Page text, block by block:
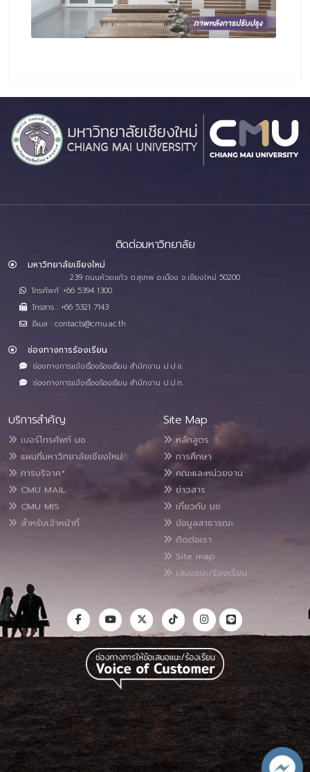
ติดต่อมหาวิทยาลัย
มหาวิทยาลัยเชียงใหม่
239 ถนนห้วยแก้ว ต.สุเทพ อ.เมือง จ.เชียงใหม่ 50200
โทรศัพท์ :+66 5394 1300
โทรสาร : +66 5321 7143
อีเมล : contacts@cmu.ac.th
ช่องทางการร้องเรียน
ช่องทางการแจ้งเรื่องร้องเรียน สำนักงาน ป.ป.ช.
ช่องทางการแจ้งเรื่องร้องเรียน สำนักงาน ป.ป.ท.
บริการสำคัญ
เบอร์โทรศัพท์ มช.
แผนที่มหาวิทยาลัยเชียงใหม่
การบริจาค*
CMU MAIL
CMU MIS
สำหรับเจ้าหน้าที่
Site Map
หลักสูตร
การศึกษา
คณะและหน่วยงาน
ข่าวสาร
เกี่ยวกับ มช.
ข้อมูลสาธารณะ
ติดต่อเรา
Site map
เสนอแนะ/ร้องเรียน